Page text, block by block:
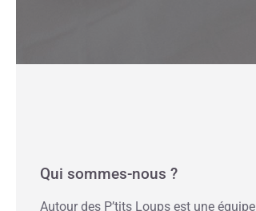
Qui sommes-nous ?
Autour des P’tits Loups est une équipe